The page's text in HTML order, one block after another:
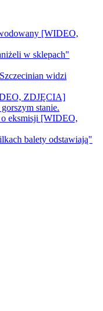
[WIDEO,
w sklepach"
widzi
ZDJĘCIA]
stanie.
o eksmisji [WIDEO,
balety odstawiają"